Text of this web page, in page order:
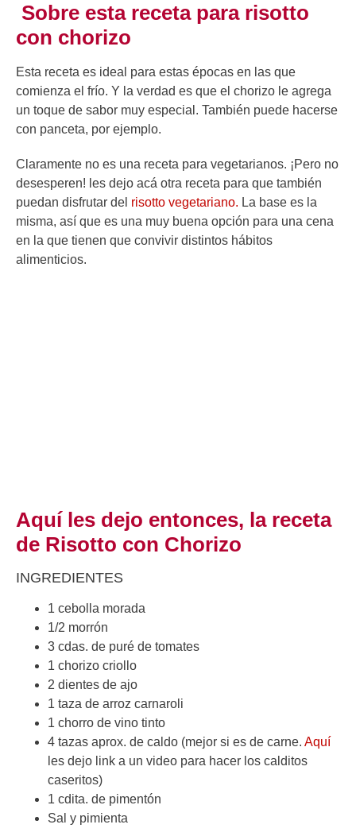
Sobre esta receta para risotto
con chorizo
Esta receta es ideal para estas épocas en las que
comienza el frío. Y la verdad es que el chorizo le agrega
un toque de sabor muy especial. También puede hacerse
con panceta, por ejemplo.
Claramente no es una receta para vegetarianos. ¡Pero no
desesperen! les dejo acá otra receta para que también
puedan disfrutar del risotto vegetariano. La base es la
misma, así que es una muy buena opción para una cena
en la que tienen que convivir distintos hábitos
alimenticios.
Aquí les dejo entonces, la receta
de Risotto con Chorizo
INGREDIENTES
1 cebolla morada
1/2 morrón
3 cdas. de puré de tomates
1 chorizo criollo
2 dientes de ajo
1 taza de arroz carnaroli
1 chorro de vino tinto
4 tazas aprox. de caldo (mejor si es de carne. Aquí
les dejo link a un video para hacer los calditos
caseritos)
1 cdita. de pimentón
Sal y pimienta